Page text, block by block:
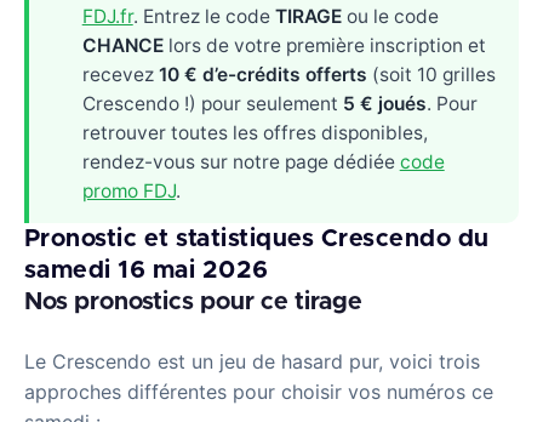
FDJ.fr. Entrez le code TIRAGEou le code
CHANCElors de votre première inscription et
recevez 10 € d’e-crédits offerts (soit 10 grilles
Crescendo !) pour seulement 5 € joués. Pour
retrouver toutes les offres disponibles,
rendez-vous sur notre page dédiée code
promo FDJ.
Pronostic et statistiques Crescendo du
samedi 16 mai 2026
Nos pronostics pour ce tirage
Le Crescendo est un jeu de hasard pur, voici trois
approches différentes pour choisir vos numéros ce